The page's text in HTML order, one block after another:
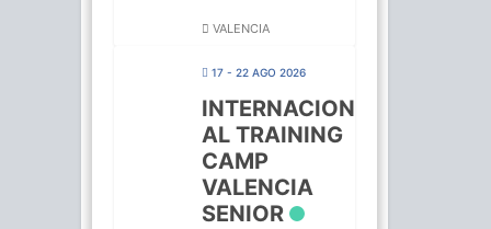
VALENCIA
17 - 22 AGO 2026
INTERNACION
AL TRAINING
CAMP
VALENCIA
SENIOR